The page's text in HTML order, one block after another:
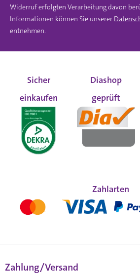
Widerruf erfolgten Verarbeitung davon
Informationen können Sie unserer
entnehmen.
Sicher
einkaufen
Diashop
geprüft
Zahlarten
Zahlung/Versand